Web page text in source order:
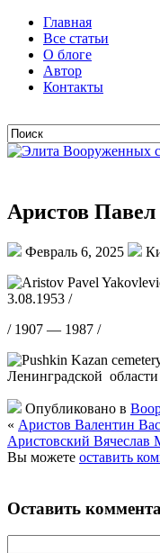
Главная
Все статьи
О блоге
Автор
Контакты
Аристов
Февраль 6, 2025
3.08.1953 /
/ 1907 — 1987 /
Ленинградской
Опубликовано в
« Аристов Валентин
Аристовский Вячеслав
Вы можете оставить
Оставить